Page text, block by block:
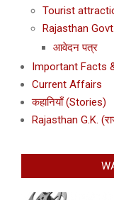
Tourist
Rajasthan
आवेदन पत्र
Important Facts
Current Affairs
कहानियाँ (Stories)
Rajasthan G.K.